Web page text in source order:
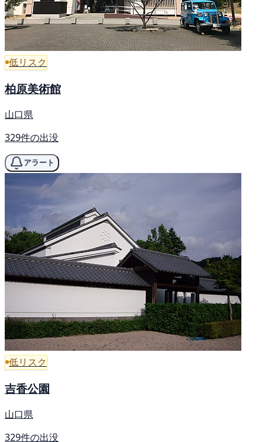
低リスク
柏原美術館
山口県
329件の出没
アラート
低リスク
吉香公園
山口県
329件の出没